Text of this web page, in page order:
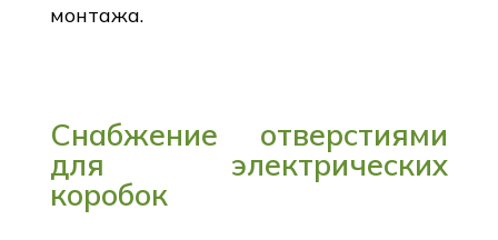
монтажа.
Снабжение отверстиями
для электрических
коробок